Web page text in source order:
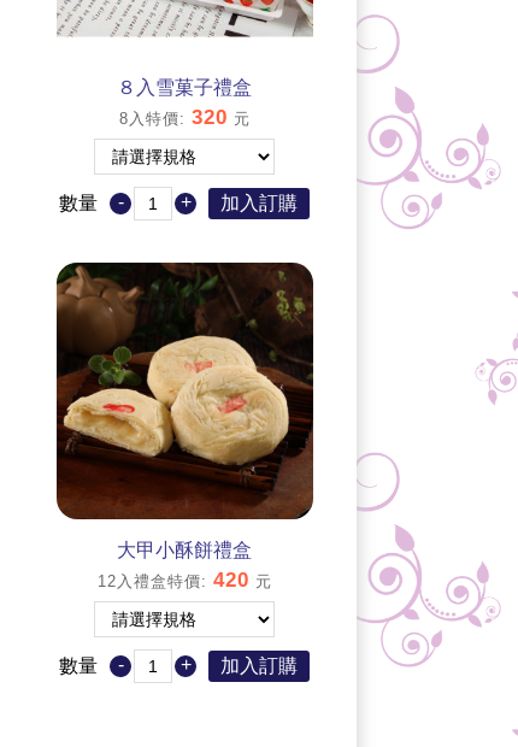
８入雪菓子禮盒
8入特價: 320 元
數量 - + 加入訂購
大甲小酥餅禮盒
12入禮盒特價: 420 元
數量 - + 加入訂購